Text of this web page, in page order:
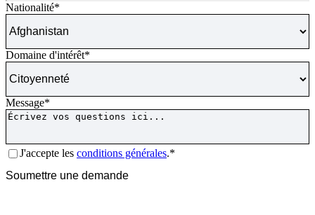
Nationalité*
Domaine d'intérêt*
Message*
Consentement*
J'accepte les conditions générales.*
Soumettre une demande